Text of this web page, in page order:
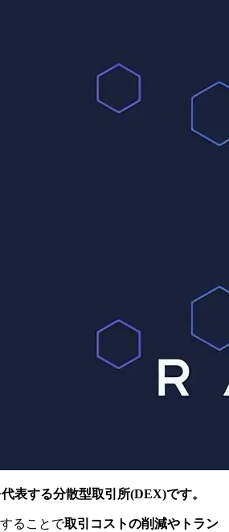
表する分散型取引所(DEX)です。
ることで取引コストの削減やトラン